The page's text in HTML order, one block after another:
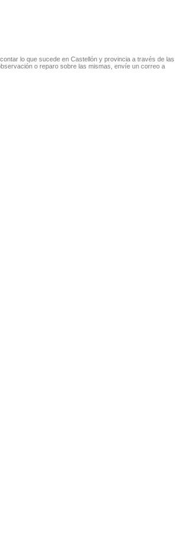
lo que sucede en Castellón y provincia a través de las
o reparo sobre las mismas, envíe un correo a